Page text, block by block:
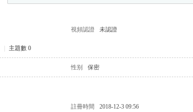
視頻認證 未認證
主題數 0
性别 保密
註冊時間 2018-12-3 09:56